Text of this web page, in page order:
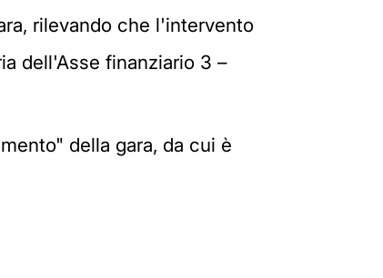
rilevando che l'intervento
dell'Asse finanziario 3 –
della gara, da cui è